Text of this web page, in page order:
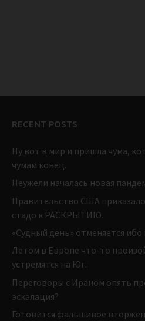
RECENT POSTS
Ну вот в мир и пришла чума,
чумам конец.
Неужели началась новая
Правительство США
стадо к РАСКРЫТИЮ.
«Судный день» отменяется ибо
Летом в Европе что-то
устремятся на Юг.
Переговоры с Ираном опять
эскалация?
Готовится фальшивое